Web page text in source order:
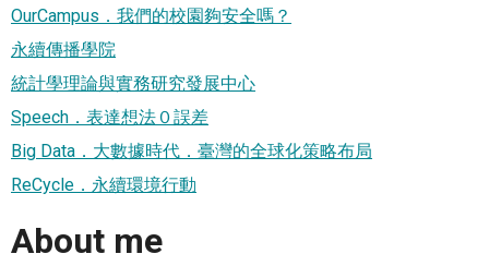
OurCampus．我們的校園夠安全嗎？
永續傳播學院
統計學理論與實務研究發展中心
Speech．表達想法０誤差
Big Data．大數據時代．臺灣的全球化策略布局
ReCycle．永續環境行動
About me